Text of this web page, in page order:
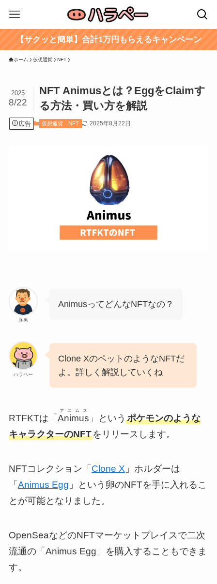
【サクッと簡単】合計1万円もらえるキャンペーン
ホーム 仮想通貨 NFT
NFT Animusとは？EggをClaimす
る方法・買い方を解説
2025
8/22
広告 仮想通貨 NFT 2025年8月22日
豚男
AnimusってどんなNFTなの？
ハラペー
Clone XのペットのようなNFTだ
よ。詳しく解説していくね
RTFKTは「 Animus
アニムス
」という ポケモンのような
キャラクターのNFTをリリースします。
NFTコレクション「 Clone X 」ホルダーは
「 Animus Egg 」という卵のNFTを手に入れるこ
とが可能となりました。
OpenSeaなどのNFTマーケットプレイスで二次
流通の「Animus Egg」を購入することもできま
す。